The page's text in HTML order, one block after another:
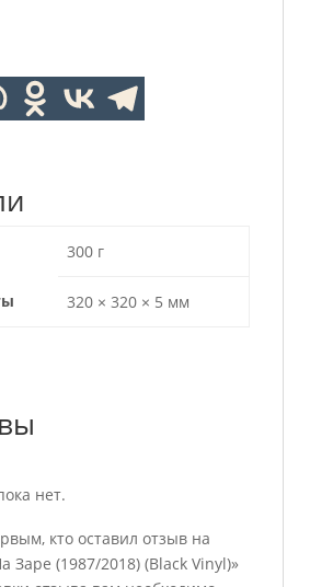
300 г
320 × 320 × 5 мм
нет.
кто оставил отзыв на
Заре (1987/2018) (Black Vinyl)»